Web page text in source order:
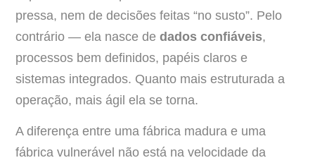
pressa, nem de decisões feitas “no susto”. Pelo
contrário — ela nasce de dados confiáveis,
processos bem definidos, papéis claros e
sistemas integrados. Quanto mais estruturada a
operação, mais ágil ela se torna.
A diferença entre uma fábrica madura e uma
fábrica vulnerável não está na velocidade da